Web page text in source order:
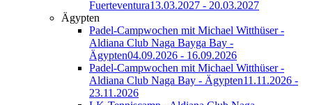
Fuerteventura13.03.2027 - 20.03.2027
Ägypten
Padel-Campwochen mit Michael Witthüser -
Aldiana Club Naga Bayga Bay -
Ägypten04.09.2026 - 16.09.2026
Padel-Campwochen mit Michael Witthüser -
Aldiana Club Naga Bay - Ägypten11.11.2026 -
23.11.2026